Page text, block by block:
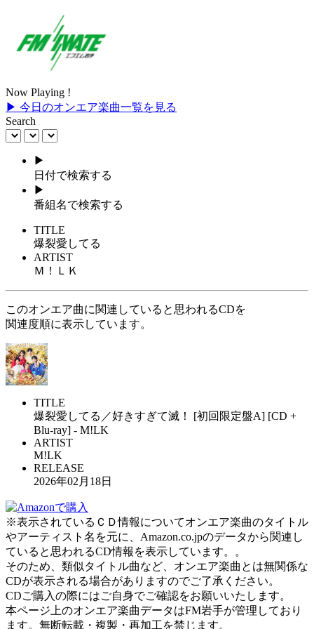
Now Playing !
▶ 今日のオンエア楽曲一覧を見る
Search
▶
日付で検索する
▶
番組名で検索する
TITLE
爆裂愛してる
ARTIST
Ｍ！ＬＫ
このオンエア曲に関連していると思われるCDを
関連度順に表示しています。
TITLE
爆裂愛してる／好きすぎて滅！ [初回限定盤A] [CD +
Blu-ray] - M!LK
ARTIST
M!LK
RELEASE
2026年02月18日
※表示されているＣＤ情報についてオンエア楽曲のタイトル
やアーティスト名を元に、Amazon.co.jpのデータから関連し
ていると思われるCD情報を表示しています。。
そのため、類似タイトル曲など、オンエア楽曲とは無関係な
CDが表示される場合がありますのでご了承ください。
CDご購入の際にはご自身でご確認をお願いいたします。
本ページ上のオンエア楽曲データはFM岩手が管理しており
ます。無断転載・複製・再加工を禁じます。